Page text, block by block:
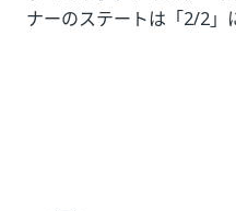
ナーのステートは「2/2」